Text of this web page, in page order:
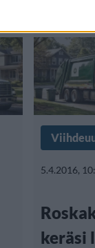
5.4.2016,
keräsi